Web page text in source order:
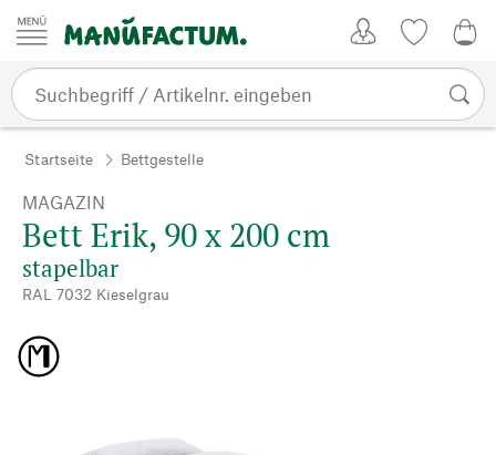
Zum Inhalt springen
Startseite Bettgestelle
MAGAZIN
Bett Erik, 90 x 200 cm
stapelbar
RAL 7032 Kieselgrau